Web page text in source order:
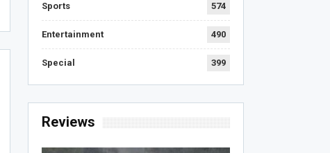
Sports 574
Entertainment 490
Special 399
Reviews